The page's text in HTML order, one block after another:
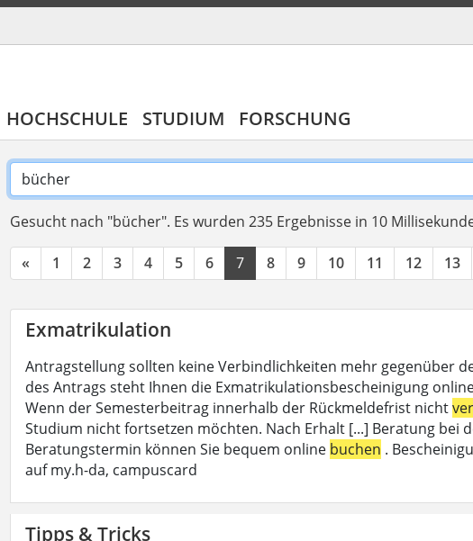
HOCHSCHULE STUDIUM FORSCHUNG
Gesucht nach "bücher". Es wurden 235 Ergebnisse in 10
« 1 2 3 4 5 6 7 8 9 10 11 12 13
Exmatrikulation
Antragstellung sollten keine Verbindlichkeiten mehr gegenüber
des Antrags steht Ihnen die Exmatrikulationsbescheinigung
Wenn der Semesterbeitrag innerhalb der Rückmeldefrist nicht
Studium nicht fortsetzen möchten. Nach Erhalt [...] Beratung bei
Beratungstermin können Sie bequem online buchen .
auf my.h-da, campuscard
Tipps & Tricks